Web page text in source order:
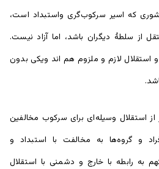
که اسیر سرکوب‌گری واستبداد است،
از سلطۀ دیگران باشد، اما آزاد نیست.
و استقلال لازم و ملزوم هم اند ویکی بدون
استقلال وسیله‌ای برای سرکوب مخالفین
و گروه‌ها به مخالفت با استبداد و
به رابطه با خارج و دشمنی با استقلال